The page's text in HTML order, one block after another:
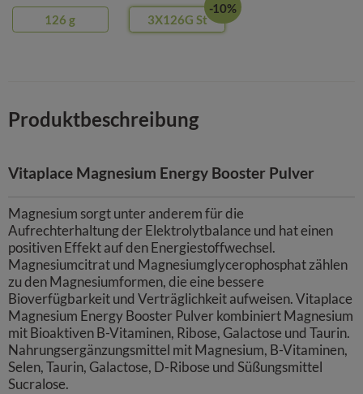
126 g 3X126G St
10%
Produktbeschreibung
Vitaplace Magnesium Energy Booster Pulver
Magnesium sorgt unter anderem für die
Aufrechterhaltung der Elektrolytbalance und hat einen
positiven Effekt auf den Energiestoffwechsel.
Magnesiumcitrat und Magnesiumglycerophosphat zählen
zu den Magnesiumformen, die eine bessere
Bioverfügbarkeit und Verträglichkeit aufweisen. Vitaplace
Magnesium Energy Booster Pulver kombiniert Magnesium
mit Bioaktiven B-Vitaminen, Ribose, Galactose und Taurin.
Nahrungsergänzungsmittel mit Magnesium, B-Vitaminen,
Selen, Taurin, Galactose, D-Ribose und Süßungsmittel
Sucralose.